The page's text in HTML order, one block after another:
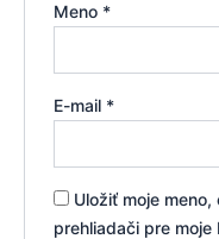
Meno *
E-mail *
Uložiť moje
prehliadači pre